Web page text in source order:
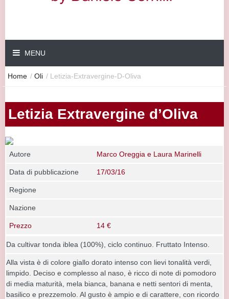
MENU
Home / Oli / Letizia-Extravergine-D-Oliva
Letizia Extravergine d’Oliva
Autore Marco Oreggia e Laura Marinelli
Data di pubblicazione 17/03/16
Regione
Nazione
Prezzo 14 €
Da cultivar tonda iblea (100%), ciclo continuo. Fruttato Intenso.
Alla vista è di colore giallo dorato intenso con lievi tonalità verdi,
limpido. Deciso e complesso al naso, è ricco di note di pomodoro
di media maturità, mela bianca, banana e netti sentori di menta,
basilico e prezzemolo. Al gusto è ampio e di carattere, con ricordo